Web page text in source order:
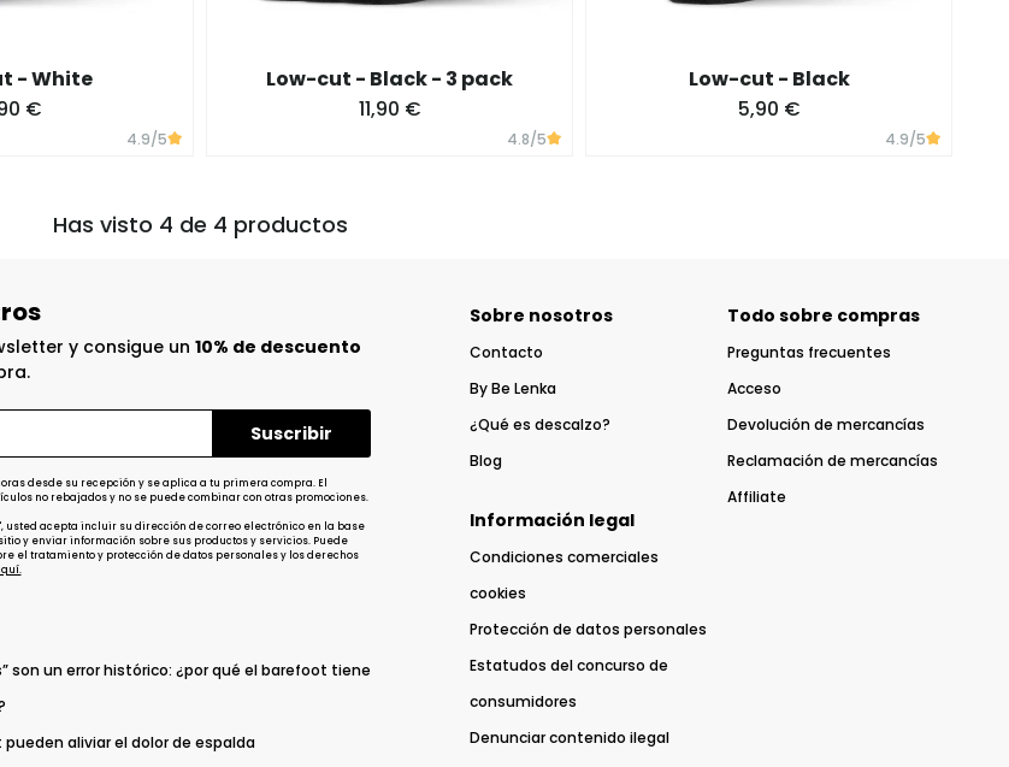
- White
€
4.9/5
Low-cut - Black - 3 pack
11,90 €
4.8/5
Low-cut - Black
5,90 €
4.9/5
Has visto 4 de 4 productos
y consigue un 10% de descuento
desde su recepción y se aplica a tu primera compra. El
no rebajados y no se puede combinar con otras promociones.
usted acepta incluir su dirección de correo electrónico en la base
y enviar información sobre sus productos y servicios. Puede
el tratamiento y protección de datos personales y los derechos
son un error histórico: ¿por qué el barefoot tiene
aliviar el dolor de espalda
Sobre nosotros
Contacto
By Be Lenka
¿Qué es descalzo?
Blog
Todo sobre compras
Preguntas frecuentes
Acceso
Devolución de mercancías
Reclamación de mercancías
Affiliate
Información legal
Condiciones comerciales
cookies
Protección de datos personales
Estatudos del concurso de
consumidores
Denunciar contenido ilegal